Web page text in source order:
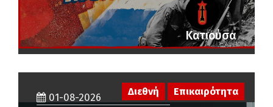
Κατιούσα
01-08-2026
Διεθνή Επικαιρότητα